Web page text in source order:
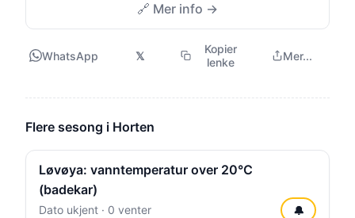
🔗 Mer info →
WhatsApp 𝕏
Kopier
lenke
Mer...
Flere sesong i Horten
Løvøya: vanntemperatur over 20°C
(badekar)
Dato ukjent · 0 venter 🔔